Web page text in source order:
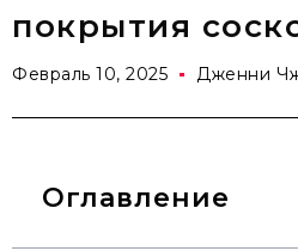
покрытия
Февраль 10, 2025 Дженни
Оглавление